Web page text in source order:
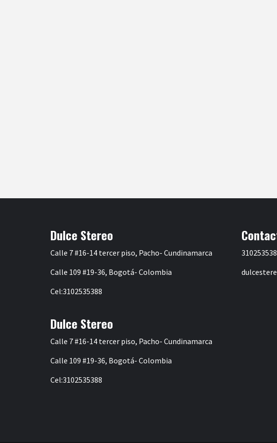
Dulce Stereo
Calle 7 #16-14 tercer piso, Pacho- Cundinamarca
Calle 109 #19-36, Bogotá- Colombia
Cel:3102535388
Dulce Stereo
Calle 7 #16-14 tercer piso, Pacho- Cundinamarca
Calle 109 #19-36, Bogotá- Colombia
Cel:3102535388